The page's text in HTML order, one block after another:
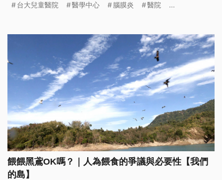
部回應表示，台北區個別醫院總額制度已拍板保障項
總額，民眾就醫權益不受影響。
台大兒童醫院 醫學中心 腦膜炎 醫院 ...
餵餵黑鳶OK嗎？｜人為餵食的爭議與必要性【我們
的島】